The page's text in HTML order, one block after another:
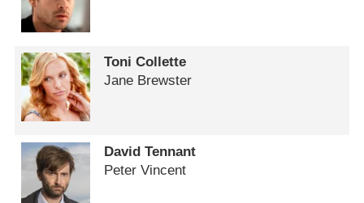
Toni Collette
Jane Brewster
David Tennant
Peter Vincent